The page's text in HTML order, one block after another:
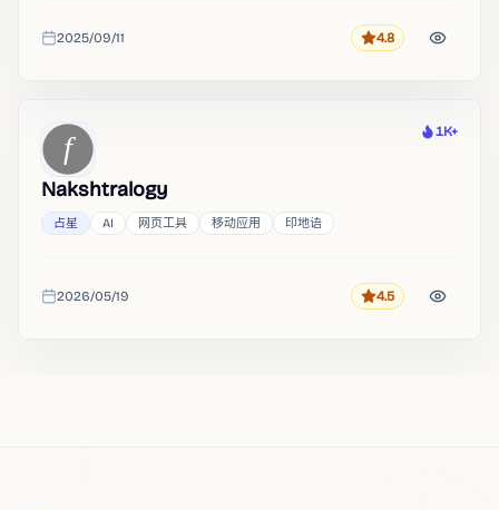
收录时间
2025/09/11 评分4.8
热度
1K+
Nakshtralogy
占星 AI 网页工具 移动应用 印地语
收录时间
2026/05/19 评分4.5